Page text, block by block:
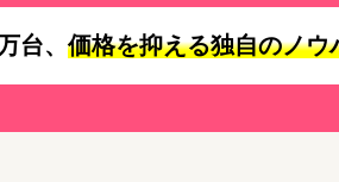
台、 価格を抑える独自のノウ